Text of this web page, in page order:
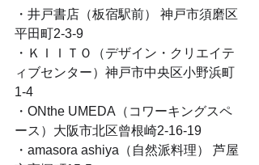
・井戸書店（板宿駅前） 神戸市須磨区
平田町2-3-9
・ＫＩＩＴＯ（デザイン・クリエイテ
ィブセンター）神戸市中央区小野浜町
1-4
・ONthe UMEDA（コワーキングスペ
ース）大阪市北区曾根崎2-16-19
・amasora ashiya（自然派料理） 芦屋